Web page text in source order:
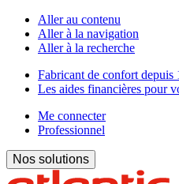
Aller au contenu
Aller à la navigation
Aller à la recherche
Fabricant de confort depuis
Les aides financières pour
Me connecter
Professionnel
Nos solutions